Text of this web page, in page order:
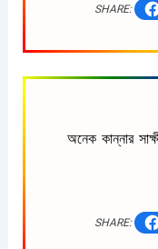
SHARE:
অনেক কান্নার
SHARE: